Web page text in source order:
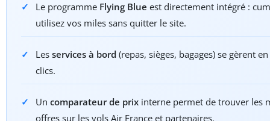
Le programme Flying Blue est directement intégré :
utilisez vos miles sans quitter le site.
Les services à bord (repas, sièges, bagages) se gèrent
clics.
Un comparateur de prix interne permet de trouver les
offres sur les vols Air France et partenaires.